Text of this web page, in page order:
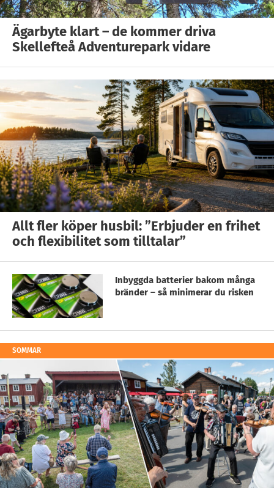
Ägarbyte klart – de kommer driva
Skellefteå Adventurepark vidare
Allt fler köper husbil: ”Erbjuder en frihet
och flexibilitet som tilltalar”
Inbyggda batterier bakom många
bränder – så minimerar du risken
SOMMAR